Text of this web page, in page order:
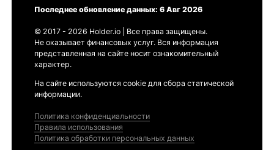
Последнее обновление данных: 6 Авг 2026
© 2017 - 2026 Holder.io | Все права защищены.
Не оказывает финансовых услуг. Вся информация
представленная на сайте носит ознакомительный
характер.
На сайте используются cookie для сбора статической
информации.
Политика конфиденциальности
Правила использования
Политика обработки персональных данных